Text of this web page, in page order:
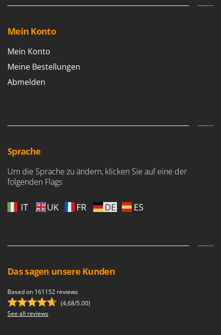
Mockmill
More than chef
N
Nilfisk
Novatec
NuAir
O
OMA
Omas
Mein Konto
Mein Konto
Meine Bestellungen
Abmelden
Sprache
Um die Sprache zu ändern, klicken Sie auf eine der
folgenden Flags
IT UK FR DE ES
Das sagen unsere Kunden
Based on 161152 reviews
(4,68/5.00)
See all reviews